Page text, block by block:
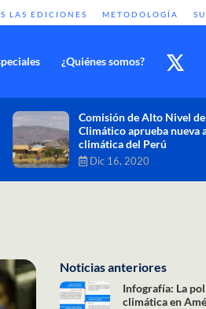
LAS EDICIONES METODOLOGÍA
¿Quiénes somos?
Cambio climático:
como objetivo global y
Noticias anteriores
Infografía: La
climática en